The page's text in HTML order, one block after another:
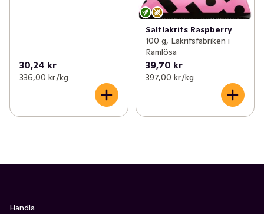
30,24 kr
336,00 kr /kg
Saltlakrits Raspberry
100 g, Lakritsfabriken i
Ramlösa
39,70 kr
397,00 kr /kg
Handla